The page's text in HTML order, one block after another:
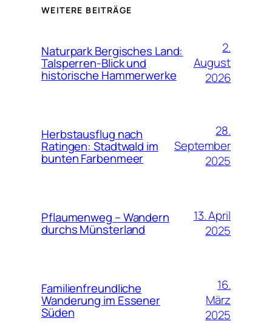
WEITERE BEITRÄGE
Naturpark Bergisches Land:
Talsperren-Blick und
historische Hammerwerke
2.
August
2026
Herbstausflug nach
Ratingen: Stadtwald im
bunten Farbenmeer
28.
September
2025
Pflaumenweg – Wandern
durchs Münsterland
13. April
2025
Familienfreundliche
Wanderung im Essener
Süden
16.
März
2025